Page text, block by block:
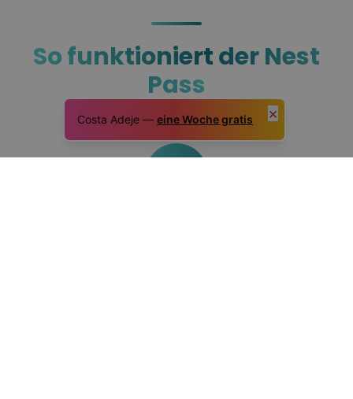
So funktioniert der Nest
Pass
×
Costa Adeje — eine Woche gratis